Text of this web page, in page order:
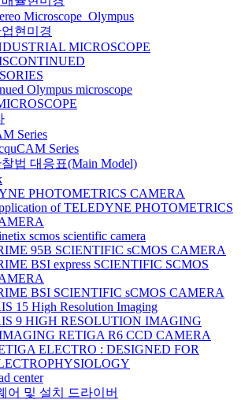
Microscope_Olympus
현미경
MICROSCOPE
Olympus microscope
Series
Series
법 대응표(Main Model)
PHOTOMETRICS CAMERA
of TELEDYNE PHOTOMETRICS
scmos scientific camera
95B SCIENTIFIC sCMOS CAMERA
BSI express SCIENTIFIC SCMOS
BSI SCIENTIFIC sCMOS CAMERA
15 High Resolution Imaging
9 HIGH RESOLUTION IMAGING
RETIGA R6 CCD CAMERA
ELECTRO : DESIGNED FOR
center
어 및 설치 드라이버